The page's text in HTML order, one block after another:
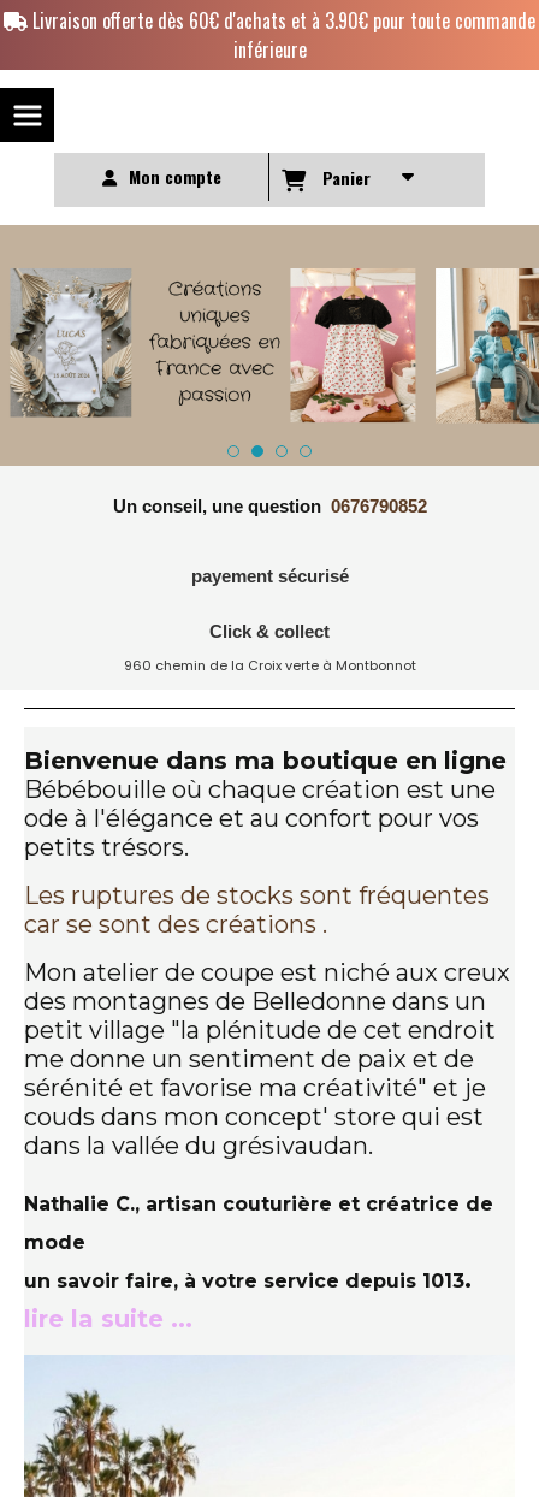
Livraison offerte dès 60€ d'achats et à 3.90€ pour toute commande
inférieure
Mon compte Panier
Un conseil, une question 0676790852
payement sécurisé
Click & collect
960 chemin de la Croix verte à Montbonnot
Bienvenue dans ma boutique en ligne
Bébébouille où chaque création est une
ode à l'élégance et au confort pour vos
petits trésors.
Les ruptures de stocks sont fréquentes
car se sont des créations .
Mon atelier de coupe est niché aux creux
des montagnes de Belledonne dans un
petit village "la plénitude de cet endroit
me donne un sentiment de paix et de
sérénité et favorise ma créativité" et je
couds dans mon concept' store qui est
dans la vallée du grésivaudan.
Nathalie C., artisan couturière et créatrice de
mode
un savoir faire, à votre service depuis 1013.
lire la suite ...
Panneau de gestion des cookies